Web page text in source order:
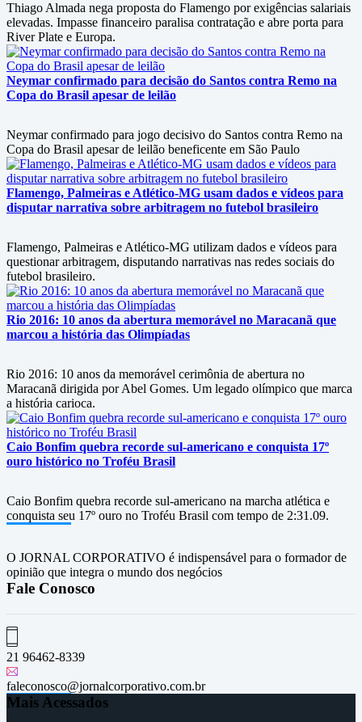
Thiago Almada nega proposta do Flamengo por exigências salariais
elevadas. Impasse financeiro paralisa contratação e abre porta para
River Plate e Europa.
Neymar confirmado para decisão do Santos contra Remo na
Copa do Brasil apesar de leilão
Neymar confirmado para jogo decisivo do Santos contra Remo na
Copa do Brasil apesar de leilão beneficente em São Paulo
Flamengo, Palmeiras e Atlético-MG usam dados e vídeos para
disputar narrativa sobre arbitragem no futebol brasileiro
Flamengo, Palmeiras e Atlético-MG utilizam dados e vídeos para
questionar arbitragem, disputando narrativas nas redes sociais do
futebol brasileiro.
Rio 2016: 10 anos da abertura memorável no Maracanã que
marcou a história das Olimpíadas
Rio 2016: 10 anos da memorável cerimônia de abertura no
Maracanã dirigida por Abel Gomes. Um legado olímpico que marca
a história carioca.
Caio Bonfim quebra recorde sul-americano e conquista 17º
ouro histórico no Troféu Brasil
Caio Bonfim quebra recorde sul-americano na marcha atlética e
conquista seu 17º ouro no Troféu Brasil com tempo de 2:31.09.
O JORNAL CORPORATIVO é indispensável para o formador de
opinião que integra o mundo dos negócios
Fale Conosco
21 96462-8339
faleconosco@jornalcorporativo.com.br
Mais Acessados